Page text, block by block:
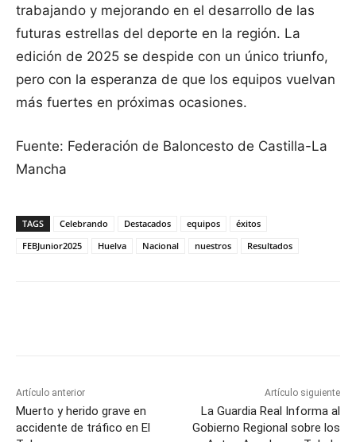
trabajando y mejorando en el desarrollo de las
futuras estrellas del deporte en la región. La
edición de 2025 se despide con un único triunfo,
pero con la esperanza de que los equipos vuelvan
más fuertes en próximas ocasiones.
Fuente: Federación de Baloncesto de Castilla-La
Mancha
TAGS Celebrando Destacados equipos
éxitos
FEBJunior2025
Huelva Nacional nuestros Resultados
Artículo anterior
Muerto y herido grave en
accidente de tráfico en El
Artículo siguiente
La Guardia Real Informa al
Gobierno Regional sobre los